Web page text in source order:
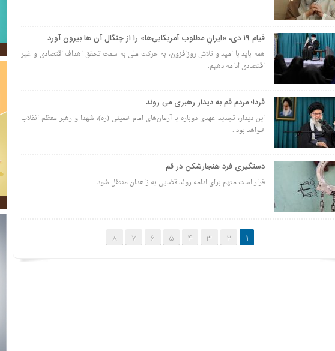
قیام ۱۹ دی، «ایرانِ مطلوب آمریکایی‌ها» را از چنگال آن ها بیرون آورد
همه باید با امید و تلاش روزافزون، به حرکت ملی به سمت تحقق اهداف اقتصادی و غیر
اقتصادی ادامه دهیم.
فردا؛ مردم قم به دیدار رهبری می روند
این دیدار، تجدید عهدی دوباره با آرمان‌های امام خمینی (ره)، شهدا و رهبر معظم انقلاب
خواهد بود .
دستگیری فرد هنجارشکن در قم
قرار است متهم برای ادامه روند قضایی به زاهدان منتقل شود.
1
2
3
4
5
6
7
8